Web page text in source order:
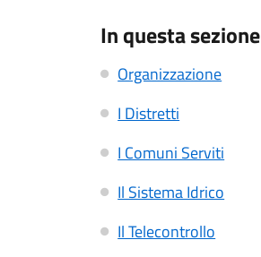
In questa sezione
Organizzazione
I Distretti
I Comuni Serviti
Il Sistema Idrico
Il Telecontrollo